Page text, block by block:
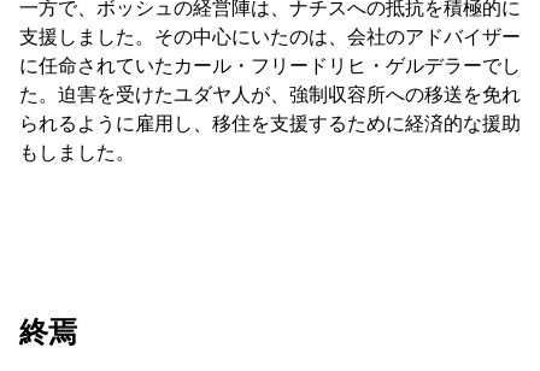
一方で、ボッシュの経営陣は、ナチスへの抵抗を積極的に
支援しました。その中心にいたのは、会社のアドバイザー
に任命されていたカール・フリードリヒ・ゲルデラーでし
た。迫害を受けたユダヤ人が、強制収容所への移送を免れ
られるように雇用し、移住を支援するために経済的な援助
もしました。
終焉